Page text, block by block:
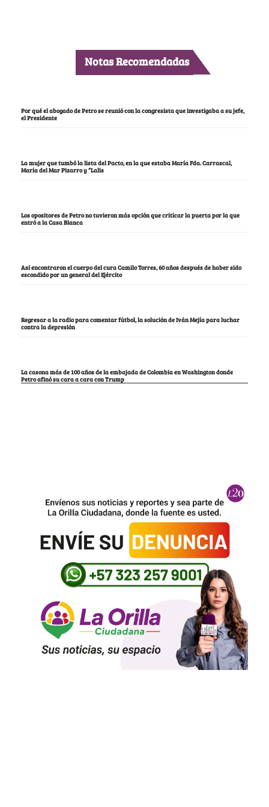
Notas Recomendadas
Por qué el abogado de Petro se reunió con la congresista que investigaba a su jefe,
el Presidente
La mujer que tumbó la lista del Pacto, en la que estaba María Fda. Carrascal,
María del Mar Pizarro y “Lalis
Los opositores de Petro no tuvieron más opción que criticar la puerta por la que
entró a la Casa Blanca
Así encontraron el cuerpo del cura Camilo Torres, 60 años después de haber sido
escondido por un general del Ejército
Regresar a la radio para comentar fútbol, la solución de Iván Mejía para luchar
contra la depresión
La casona más de 100 años de la embajada de Colombia en Washington donde
Petro afinó su cara a cara con Trump